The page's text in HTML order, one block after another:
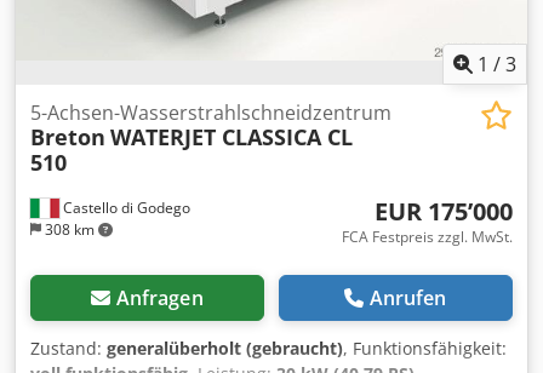
1 /3
Castello di Godego
308 km
5-Achsen-Wasserstrahlschneidzentrum
Breton WATERJET CLASSICA CL
510
EUR 175’000
FCA Festpreis zzgl. MwSt.
Anfragen Anrufen
Zustand: generalüberholt (gebraucht), Funktionsfähigkeit: